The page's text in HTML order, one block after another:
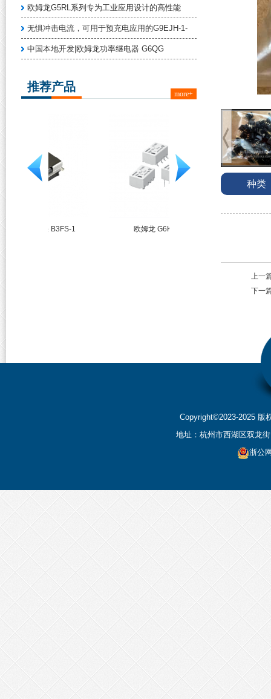
欧姆龙G5RL系列专为工业应用设计的高性能
无惧冲击电流，可用于预充电应用的G9EJH-1-
中国本地开发|欧姆龙功率继电器 G6QG
推荐产品
more+
欧姆龙 G6K系列
种类
上一
下一
Copyright©2023-2025 版
地址：杭州市西湖区双龙
浙公